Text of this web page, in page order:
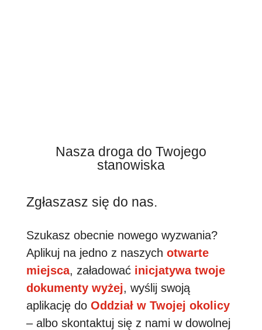
Nasza droga do Twojego
stanowiska
Zgłaszasz się do nas.
Szukasz obecnie nowego wyzwania?
Aplikuj na jedno z naszych otwarte
miejsca, załadować inicjatywa twoje
dokumenty wyżej, wyślij swoją
aplikację do Oddział w Twojej okolicy
– albo skontaktuj się z nami w dowolnej